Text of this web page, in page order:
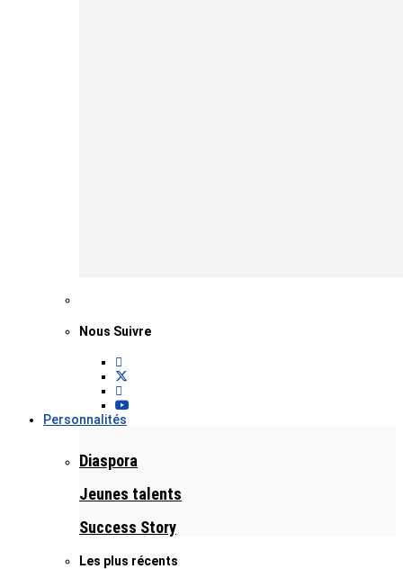
Nous Suivre
Personnalités
Diaspora
Jeunes talents
Success Story
Les plus récents